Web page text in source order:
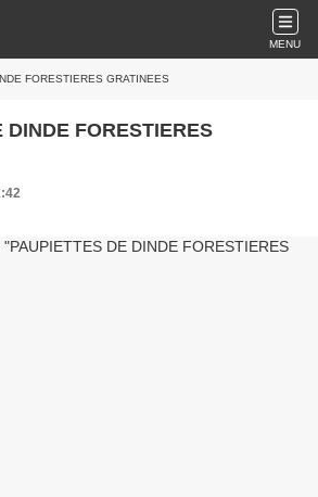
MENU
FORESTIERES GRATINEES
DINDE FORESTIERES